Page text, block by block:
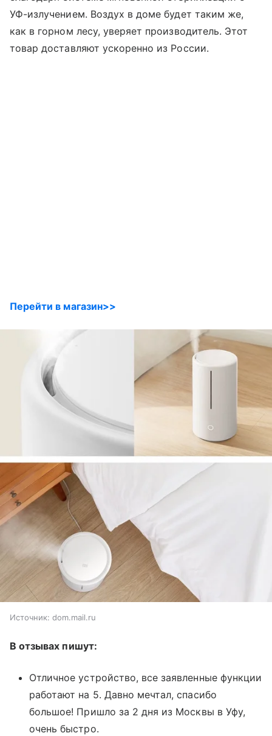
УФ-излучением. Воздух в доме будет таким же,
как в горном лесу, уверяет производитель. Этот
товар доставляют ускоренно из России.
Перейти в магазин>>
Источник: dom.mail.ru
В отзывах пишут:
Отличное устройство, все заявленные функции
работают на 5. Давно мечтал, спасибо
большое! Пришло за 2 дня из Москвы в Уфу,
очень быстро.